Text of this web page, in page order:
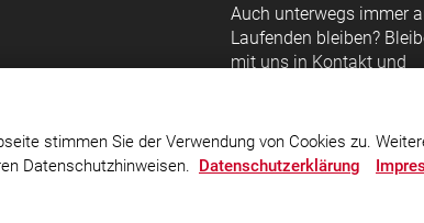
Auch unterwegs immer
Laufenden bleiben?
mit uns in Kontakt und
stimmen Sie der Verwendung von Cookies zu.
Datenschutzhinweisen. Datenschutzerklärung